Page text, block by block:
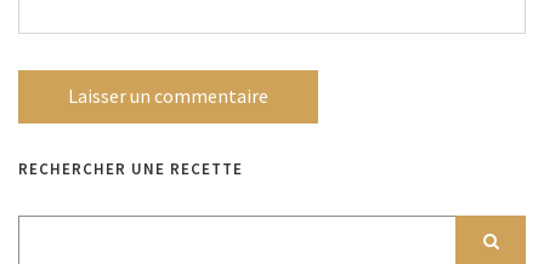
RECHERCHER UNE RECETTE